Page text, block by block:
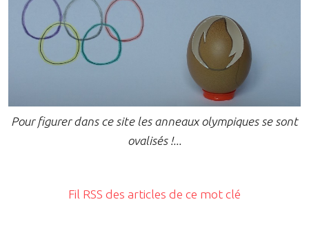
Pour figurer dans ce site les anneaux olympiques se sont
ovalisés !...
Fil RSS des articles de ce mot clé